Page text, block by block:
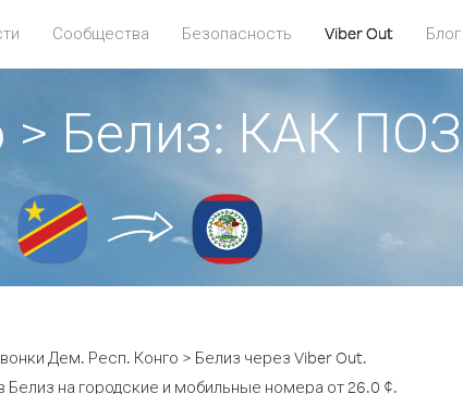
Сообщества Безопасность Viber Out Блог
> Белиз: КАК
Дем. Респ. Конго > Белиз через Viber Out.
Белиз на городские и мобильные номера от 26.0 ¢.